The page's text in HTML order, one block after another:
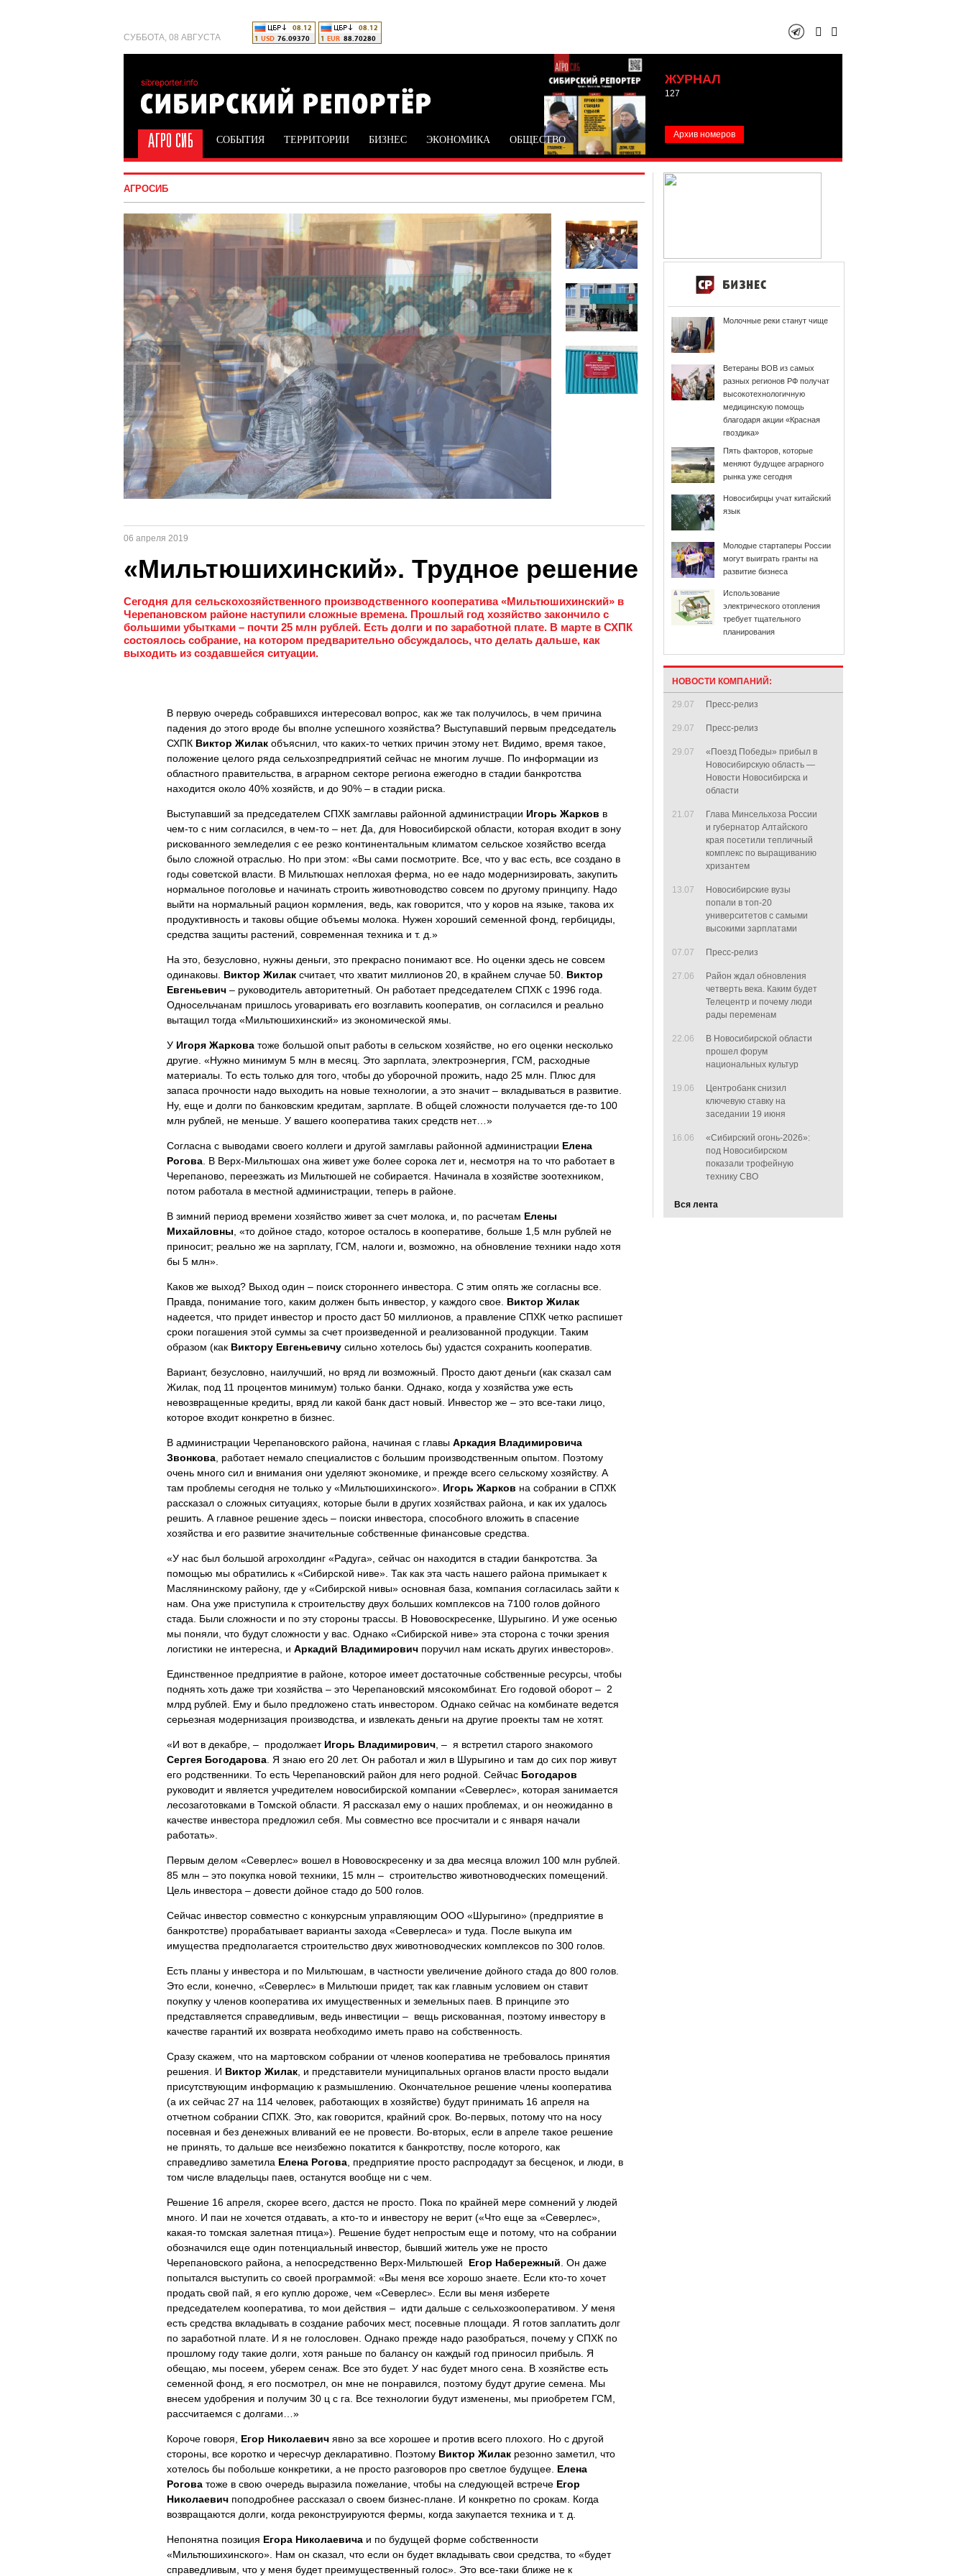
СУББОТА, 08 АВГУСТА
ЖУРНАЛ
127
Архив номеров
СОБЫТИЯ ТЕРРИТОРИИ БИЗНЕС ЭКОНОМИКА ОБЩЕСТВО
АГРОСИБ
06 апреля 2019
«Мильтюшихинский». Трудное решение
Сегодня для сельскохозяйственного производственного кооператива «Мильтюшихинский» в
Черепановском районе наступили сложные времена. Прошлый год хозяйство закончило с
большими убытками – почти 25 млн рублей. Есть долги и по заработной плате. В марте в СХПК
состоялось собрание, на котором предварительно обсуждалось, что делать дальше, как
выходить из создавшейся ситуации.
В первую очередь собравшихся интересовал вопрос, как же так получилось, в чем причина
падения до этого вроде бы вполне успешного хозяйства? Выступавший первым председатель
СХПК Виктор Жилак объяснил, что каких-то четких причин этому нет. Видимо, время такое,
положение целого ряда сельхозпредприятий сейчас не многим лучше. По информации из
областного правительства, в аграрном секторе региона ежегодно в стадии банкротства
находится около 40% хозяйств, и до 90% – в стадии риска.
Выступавший за председателем СПХК замглавы районной администрации Игорь Жарков в
чем-то с ним согласился, в чем-то – нет. Да, для Новосибирской области, которая входит в зону
рискованного земледелия с ее резко континентальным климатом сельское хозяйство всегда
было сложной отраслью. Но при этом: «Вы сами посмотрите. Все, что у вас есть, все создано в
годы советской власти. В Мильтюшах неплохая ферма, но ее надо модернизировать, закупить
нормальное поголовье и начинать строить животноводство совсем по другому принципу. Надо
выйти на нормальный рацион кормления, ведь, как говорится, что у коров на языке, такова их
продуктивность и таковы общие объемы молока. Нужен хороший семенной фонд, гербициды,
средства защиты растений, современная техника и т. д.»
На это, безусловно, нужны деньги, это прекрасно понимают все. Но оценки здесь не совсем
одинаковы. Виктор Жилак считает, что хватит миллионов 20, в крайнем случае 50. Виктор
Евгеньевич – руководитель авторитетный. Он работает председателем СПХК с 1996 года.
Односельчанам пришлось уговаривать его возглавить кооператив, он согласился и реально
вытащил тогда «Мильтюшихинский» из экономической ямы.
У Игоря Жаркова тоже большой опыт работы в сельском хозяйстве, но его оценки несколько
другие. «Нужно минимум 5 млн в месяц. Это зарплата, электроэнергия, ГСМ, расходные
материалы. То есть только для того, чтобы до уборочной прожить, надо 25 млн. Плюс для
запаса прочности надо выходить на новые технологии, а это значит – вкладываться в развитие.
Ну, еще и долги по банковским кредитам, зарплате. В общей сложности получается где-то 100
млн рублей, не меньше. У вашего кооператива таких средств нет…»
Согласна с выводами своего коллеги и другой замглавы районной администрации Елена
Рогова . В Верх-Мильтюшах она живет уже более сорока лет и, несмотря на то что работает в
Черепаново, переезжать из Мильтюшей не собирается. Начинала в хозяйстве зоотехником,
потом работала в местной администрации, теперь в районе.
В зимний период времени хозяйство живет за счет молока, и, по расчетам Елены
Михайловны , «то дойное стадо, которое осталось в кооперативе, больше 1,5 млн рублей не
приносит; реально же на зарплату, ГСМ, налоги и, возможно, на обновление техники надо хотя
бы 5 млн».
Каков же выход? Выход один – поиск стороннего инвестора. С этим опять же согласны все.
Правда, понимание того, каким должен быть инвестор, у каждого свое. Виктор Жилак
надеется, что придет инвестор и просто даст 50 миллионов, а правление СПХК четко распишет
сроки погашения этой суммы за счет произведенной и реализованной продукции. Таким
образом (как Виктору Евгеньевичу сильно хотелось бы) удастся сохранить кооператив.
Вариант, безусловно, наилучший, но вряд ли возможный. Просто дают деньги (как сказал сам
Жилак, под 11 процентов минимум) только банки. Однако, когда у хозяйства уже есть
невозвращенные кредиты, вряд ли какой банк даст новый. Инвестор же – это все-таки лицо,
которое входит конкретно в бизнес.
В администрации Черепановского района, начиная с главы Аркадия Владимировича
Звонкова , работает немало специалистов с большим производственным опытом. Поэтому
очень много сил и внимания они уделяют экономике, и прежде всего сельскому хозяйству. А
там проблемы сегодня не только у «Мильтюшихинского». Игорь Жарков на собрании в СПХК
рассказал о сложных ситуациях, которые были в других хозяйствах района, и как их удалось
решить. А главное решение здесь – поиски инвестора, способного вложить в спасение
хозяйства и его развитие значительные собственные финансовые средства.
«У нас был большой агрохолдинг «Радуга», сейчас он находится в стадии банкротства. За
помощью мы обратились к «Сибирской ниве». Так как эта часть нашего района примыкает к
Маслянинскому району, где у «Сибирской нивы» основная база, компания согласилась зайти к
нам. Она уже приступила к строительству двух больших комплексов на 7100 голов дойного
стада. Были сложности и по эту стороны трассы. В Нововоскресенке, Шурыгино. И уже осенью
мы поняли, что будут сложности у вас. Однако «Сибирской ниве» эта сторона с точки зрения
логистики не интересна, и Аркадий Владимирович поручил нам искать других инвесторов».
Единственное предприятие в районе, которое имеет достаточные собственные ресурсы, чтобы
поднять хоть даже три хозяйства – это Черепановский мясокомбинат. Его годовой оборот – 2
млрд рублей. Ему и было предложено стать инвестором. Однако сейчас на комбинате ведется
серьезная модернизация производства, и извлекать деньги на другие проекты там не хотят.
«И вот в декабре, – продолжает Игорь Владимирович , – я встретил старого знакомого
Сергея Богодарова . Я знаю его 20 лет. Он работал и жил в Шурыгино и там до сих пор живут
его родственники. То есть Черепановский район для него родной. Сейчас Богодаров
руководит и является учредителем новосибирской компании «Северлес», которая занимается
лесозаготовками в Томской области. Я рассказал ему о наших проблемах, и он неожиданно в
качестве инвестора предложил себя. Мы совместно все просчитали и с января начали
работать».
Первым делом «Северлес» вошел в Нововоскресенку и за два месяца вложил 100 млн рублей.
85 млн – это покупка новой техники, 15 млн – строительство животноводческих помещений.
Цель инвестора – довести дойное стадо до 500 голов.
Сейчас инвестор совместно с конкурсным управляющим ООО «Шурыгино» (предприятие в
банкротстве) прорабатывает варианты захода «Северлеса» и туда. После выкупа им
имущества предполагается строительство двух животноводческих комплексов по 300 голов.
Есть планы у инвестора и по Мильтюшам, в частности увеличение дойного стада до 800 голов.
Это если, конечно, «Северлес» в Мильтюши придет, так как главным условием он ставит
покупку у членов кооператива их имущественных и земельных паев. В принципе это
представляется справедливым, ведь инвестиции – вещь рискованная, поэтому инвестору в
качестве гарантий их возврата необходимо иметь право на собственность.
Сразу скажем, что на мартовском собрании от членов кооператива не требовалось принятия
решения. И Виктор Жилак , и представители муниципальных органов власти просто выдали
присутствующим информацию к размышлению. Окончательное решение члены кооператива
(а их сейчас 27 на 114 человек, работающих в хозяйстве) будут принимать 16 апреля на
отчетном собрании СПХК. Это, как говорится, крайний срок. Во-первых, потому что на носу
посевная и без денежных вливаний ее не провести. Во-вторых, если в апреле такое решение
не принять, то дальше все неизбежно покатится к банкротству, после которого, как
справедливо заметила Елена Рогова , предприятие просто распродадут за бесценок, и люди, в
том числе владельцы паев, останутся вообще ни с чем.
Решение 16 апреля, скорее всего, дастся не просто. Пока по крайней мере сомнений у людей
много. И паи не хочется отдавать, а кто-то и инвестору не верит («Что еще за «Северлес»,
какая-то томская залетная птица»). Решение будет непростым еще и потому, что на собрании
обозначился еще один потенциальный инвестор, бывший житель уже не просто
Черепановского района, а непосредственно Верх-Мильтюшей Егор Набережный . Он даже
попытался выступить со своей программой: «Вы меня все хорошо знаете. Если кто-то хочет
продать свой пай, я его куплю дороже, чем «Северлес». Если вы меня изберете
председателем кооператива, то мои действия – идти дальше с сельхозкооперативом. У меня
есть средства вкладывать в создание рабочих мест, посевные площади. Я готов заплатить долг
по заработной плате. И я не голословен. Однако прежде надо разобраться, почему у СПХК по
прошлому году такие долги, хотя раньше по балансу он каждый год приносил прибыль. Я
обещаю, мы посеем, уберем сенаж. Все это будет. У нас будет много сена. В хозяйстве есть
семенной фонд, я его посмотрел, он мне не понравился, поэтому будут другие семена. Мы
внесем удобрения и получим 30 ц с га. Все технологии будут изменены, мы приобретем ГСМ,
рассчитаемся с долгами…»
Короче говоря, Егор Николаевич явно за все хорошее и против всего плохого. Но с другой
стороны, все коротко и чересчур декларативно. Поэтому Виктор Жилак резонно заметил, что
хотелось бы побольше конкретики, а не просто разговоров про светлое будущее. Елена
Рогова тоже в свою очередь выразила пожелание, чтобы на следующей встрече Егор
Николаевич поподробнее рассказал о своем бизнес-плане. И конкретно по срокам. Когда
возвращаются долги, когда реконструируются фермы, когда закупается техника и т. д.
Непонятна позиция Егора Николаевича и по будущей форме собственности
«Мильтюшихинского». Нам он сказал, что если он будет вкладывать свои средства, то «будет
справедливым, что у меня будет преимущественный голос». Это все-таки ближе не к
Молочные реки станут чище
Ветераны ВОВ из самых
разных регионов РФ получат
высокотехнологичную
медицинскую помощь
благодаря акции «Красная
гвоздика»
Пять факторов, которые
меняют будущее аграрного
рынка уже сегодня
Новосибирцы учат китайский
язык
Молодые стартаперы России
могут выиграть гранты на
развитие бизнеса
Использование
электрического отопления
требует тщательного
планирования
НОВОСТИ КОМПАНИЙ:
29.07 Пресс-релиз
29.07 Пресс-релиз
29.07
«Поезд Победы» прибыл в
Новосибирскую область —
Новости Новосибирска и
области
21.07
Глава Минсельхоза России
и губернатор Алтайского
края посетили тепличный
комплекс по выращиванию
хризантем
13.07
Новосибирские вузы
попали в топ-20
университетов с самыми
высокими зарплатами
07.07 Пресс-релиз
27.06
Район ждал обновления
четверть века. Каким будет
Телецентр и почему люди
рады переменам
22.06
В Новосибирской области
прошел форум
национальных культур
19.06
Центробанк снизил
ключевую ставку на
заседании 19 июня
16.06
«Сибирский огонь-2026»:
под Новосибирском
показали трофейную
технику СВО
Вся лента